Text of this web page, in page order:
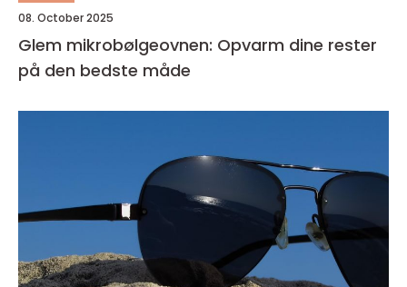
08. October 2025
Glem mikrobølgeovnen: Opvarm dine rester
på den bedste måde